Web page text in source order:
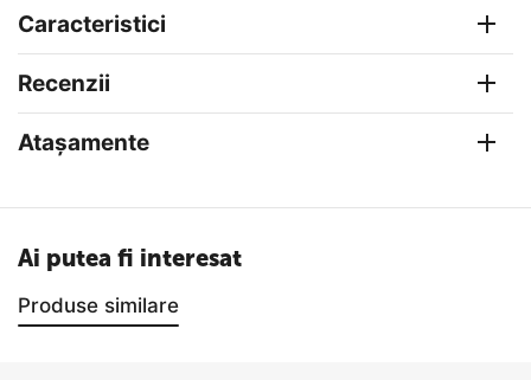
Caracteristici
Recenzii
Atașamente
Ai putea fi interesat
Produse similare